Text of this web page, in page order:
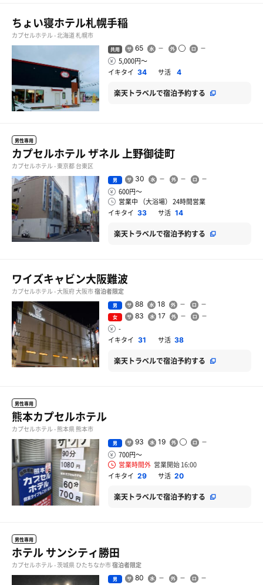
ちょい寝ホテル札幌手稲
カプセルホテル - 北海道 札幌市
共用 65
5,000円〜
イキタイ 34 サ活 4
楽天トラベルで宿泊予約する
男性専用
カプセルホテル ザネル 上野御徒町
カプセルホテル - 東京都 台東区
男 30
600円〜
営業中 （大浴場） 24時間営業
イキタイ 33 サ活 14
楽天トラベルで宿泊予約する
ワイズキャビン大阪難波
カプセルホテル - 大阪府 大阪市宿泊者限定
男 88 18
女 83 17
-
イキタイ 31 サ活 38
楽天トラベルで宿泊予約する
男性専用
熊本カプセルホテル
カプセルホテル - 熊本県 熊本市
男 93 19
700円〜
営業時間外 営業開始 16:00
イキタイ 29 サ活 20
楽天トラベルで宿泊予約する
男性専用
ホテル サンシティ勝田
カプセルホテル - 茨城県 ひたちなか市宿泊者限定
男 80